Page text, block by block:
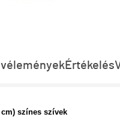
Értékelés
cm) színes szívek